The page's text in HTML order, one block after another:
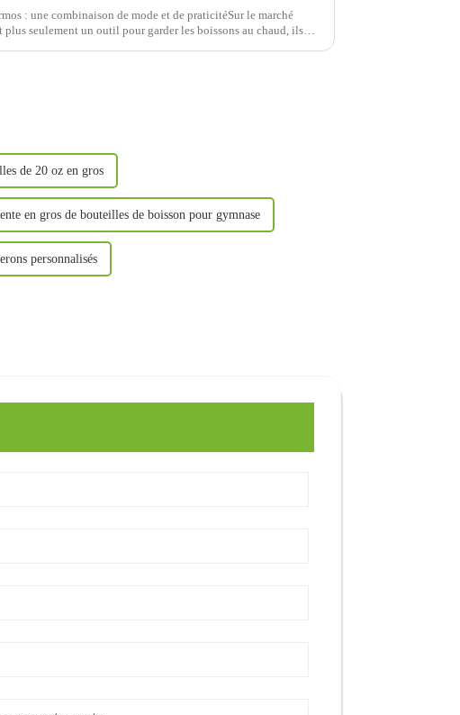
: une combinaison de mode et de praticitéSur le marché
plus seulement un outil pour garder les boissons au chaud, ils
de 20 oz en gros
en gros de bouteilles de boisson pour gymnase
personnalisés